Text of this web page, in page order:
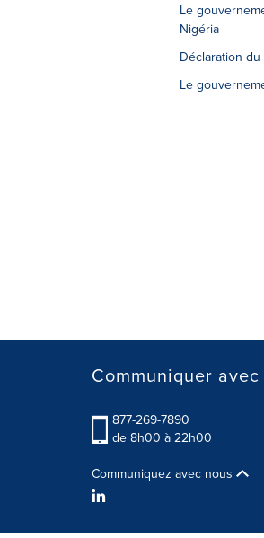
Le
Nigéria
Déclaration
Le
Communiquer
877-269-7890
de 8h00 à 22h00
Communiquez avec nous